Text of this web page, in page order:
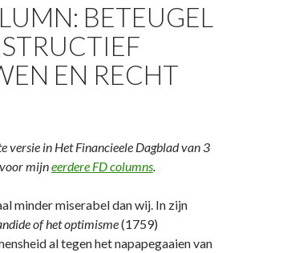
BETEUGEL
EN RECHT
versie in Het Financieele Dagblad van 3
mijneerdere FD columns.
minder miserabel dan wij. In zijn
of het optimisme(1759)
al tegen het napapegaaien van